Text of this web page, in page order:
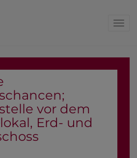
vor dem
Erd- und